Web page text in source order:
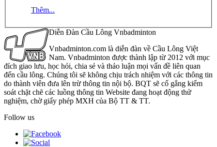
Thêm...
Diễn Đàn Cầu Lông Vnbadminton
Vnbadminton.com là diễn đàn về Cầu Lông Việt
Nam. Vnbadminton được thành lập từ 2012 với mục
đích giao lưu, học hỏi, chia sẻ và thảo luận mọi vấn đề liên quan
đến cầu lông. Chúng tôi sẽ không chịu trách nhiệm với các thông tin
do thành viên đưa lên trừ thông tin nội bộ. BQT sẽ cố gắng kiểm
soát chặt chẽ các luồng thông tin Website đang hoạt động thử
nghiệm, chờ giấy phép MXH của Bộ TT & TT.
Follow us